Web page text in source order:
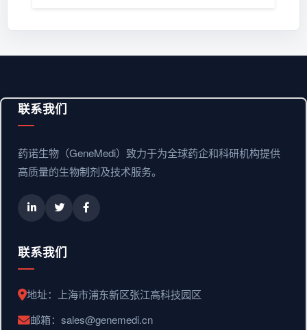
联系我们
药诺生物（GeneMedi）致力于为全球药企和科研机构提供
高质量的生物制剂及技术服务。
联系我们
地址：上海市浦东新区张江高科技园区
邮箱：sales@genemedi.cn